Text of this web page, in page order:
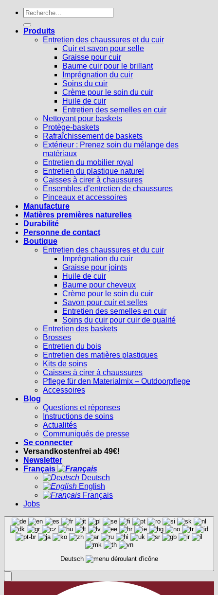
Recherche
pour :
Produits
Entretien des chaussures et du cuir
Cuir et savon pour selle
Graisse pour cuir
Baume cuir pour le brillant
Imprégnation du cuir
Soins du cuir
Crème pour le soin du cuir
Huile de cuir
Entretien des semelles en cuir
Nettoyant pour baskets
Protège-baskets
Rafraîchissement de baskets
Extérieur : Prenez soin du mélange des
matériaux
Entretien du mobilier royal
Entretien du plastique naturel
Caisses à cirer à chaussures
Ensembles d’entretien de chaussures
Pinceaux et accessoires
Manufacture
Matières premières naturelles
Durabilité
Personne de contact
Boutique
Entretien des chaussures et du cuir
Imprégnation du cuir
Graisse pour joints
Huile de cuir
Baume pour cheveux
Crème pour le soin du cuir
Savon pour cuir et selles
Entretien des semelles en cuir
Soins du cuir pour cuir de qualité
Entretien des baskets
Brosses
Entretien du bois
Entretien des matières plastiques
Kits de soins
Caisses à cirer à chaussures
Pflege für den Materialmix – Outdoorpflege
Accessoires
Blog
Questions et réponses
Instructions de soins
Actualités
Communiqués de presse
Se connecter
Versandkostenfrei ab 49€!
Newsletter
Français
Deutsch
English
Français
Jobs
Deutsch